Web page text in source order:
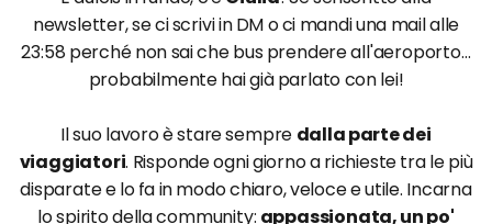
newsletter, se ci scrivi in DM o ci mandi una mail alle
23:58 perché non sai che bus prendere all'aeroporto…
probabilmente hai già parlato con lei!
Il suo lavoro è stare sempre dalla parte dei
viaggiatori. Risponde ogni giorno a richieste tra le più
disparate e lo fa in modo chiaro, veloce e utile. Incarna
lo spirito della community: appassionata, un po'